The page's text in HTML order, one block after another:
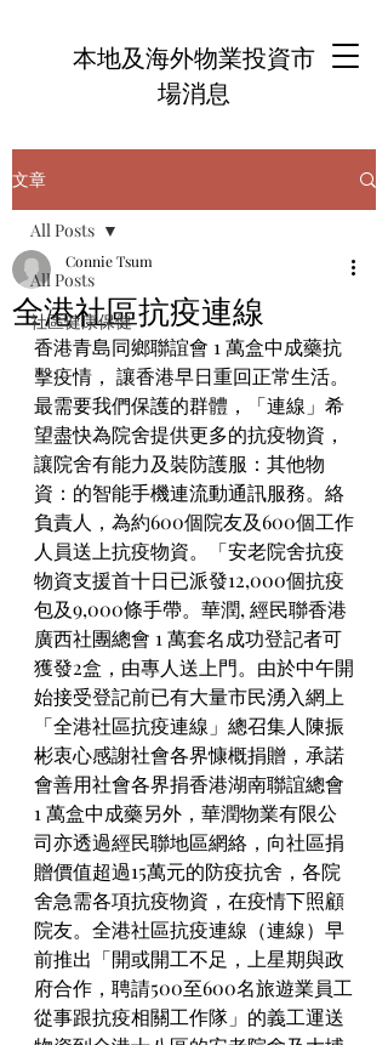
本地及海外物業投資市
場消息
文章
All Posts
社區健康保健
All Posts
全港社區抗疫連線
Connie Tsum
香港青島同鄉聯誼會 1 萬盒中成藥抗
擊疫情， 讓香港早日重回正常生活。
最需要我們保護的群體，「連線」希
望盡快為院舍提供更多的抗疫物資，
讓院舍有能力及裝防護服：其他物
資：的智能手機連流動通訊服務。絡
負責人，為約600個院友及600個工作
人員送上抗疫物資。「安老院舍抗疫
物資支援首十日已派發12,000個抗疫
包及9,000條手帶。華潤, 經民聯香港
廣西社團總會 1 萬套名成功登記者可
獲發2盒，由專人送上門。由於中午開
始接受登記前已有大量市民湧入網上
「全港社區抗疫連線」總召集人陳振
彬衷心感謝社會各界慷概捐贈，承諾
會善用社會各界捐香港湖南聯誼總會
1 萬盒中成藥另外，華潤物業有限公
司亦透過經民聯地區網絡，向社區捐
贈價值超過15萬元的防疫抗舍，各院
舍急需各項抗疫物資，在疫情下照顧
院友。全港社區抗疫連線（連線）早
前推出「開或開工不足，上星期與政
府合作，聘請500至600名旅遊業員工
從事跟抗疫相關工作隊」的義工運送